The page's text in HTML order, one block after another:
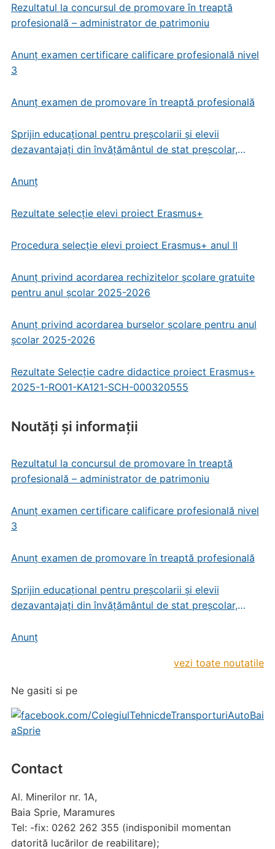
Rezultatul la concursul de promovare în treaptă
profesională – administrator de patrimoniu
Anunț examen certificare calificare profesională nivel
3
Anunț examen de promovare în treaptă profesională
Sprijin educațional pentru preșcolarii și elevii
dezavantajați din învățământul de stat preșcolar,
Anunț
Rezultate selecție elevi proiect Erasmus+
Procedura selecție elevi proiect Erasmus+ anul II
Anunț privind acordarea rechizitelor școlare gratuite
pentru anul școlar 2025-2026
Anunț privind acordarea burselor școlare pentru anul
școlar 2025-2026
Rezultate Selecție cadre didactice proiect Erasmus+
2025-1-RO01-KA121-SCH-000320555
Noutăți și informații
Rezultatul la concursul de promovare în treaptă
profesională – administrator de patrimoniu
Anunț examen certificare calificare profesională nivel
3
Anunț examen de promovare în treaptă profesională
Sprijin educațional pentru preșcolarii și elevii
dezavantajați din învățământul de stat preșcolar,
Anunț
vezi toate noutatile
Ne gasiti si pe
Contact
Al. Minerilor nr. 1A,
Baia Sprie, Maramures
Tel: -fix: 0262 262 355 (indisponibil momentan
datorită lucărilor de reabilitare);